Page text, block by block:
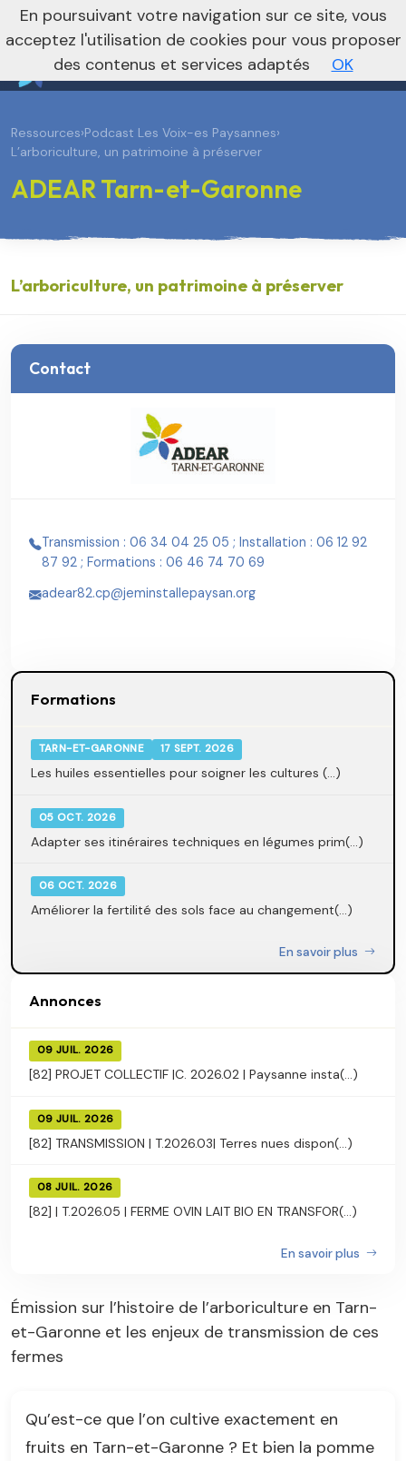
Vers le site national
Ressources›Podcast Les Voix-es Paysannes›
L’arboriculture, un patrimoine à préserver
ADEAR Tarn-et-Garonne
L’arboriculture, un patrimoine à préserver
Contact
Transmission : 06 34 04 25 05 ; Installation : 06 12 92
87 92 ; Formations : 06 46 74 70 69
adear82.cp@jeminstallepaysan.org
Formations
TARN-ET-GARONNE 17 SEPT. 2026
Les huiles essentielles pour soigner les cultures (...)
05 OCT. 2026
Adapter ses itinéraires techniques en légumes prim(...)
06 OCT. 2026
Améliorer la fertilité des sols face au changement(...)
En savoir plus
Annonces
09 JUIL. 2026
[82] PROJET COLLECTIF |C. 2026.02 | Paysanne insta(...)
09 JUIL. 2026
[82] TRANSMISSION | T.2026.03| Terres nues dispon(...)
08 JUIL. 2026
[82] | T.2026.05 | FERME OVIN LAIT BIO EN TRANSFOR(...)
En savoir plus
Émission sur l’histoire de l’arboriculture en Tarn-
et-Garonne et les enjeux de transmission de ces
fermes
Qu’est-ce que l’on cultive exactement en
fruits en Tarn-et-Garonne ? Et bien la pomme
En poursuivant votre navigation sur ce site, vous
acceptez l'utilisation de cookies pour vous proposer
des contenus et services adaptés
OK